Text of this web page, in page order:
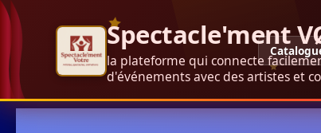
Spectacle'ment
la plateforme qui connecte
d'événements avec des artistes et